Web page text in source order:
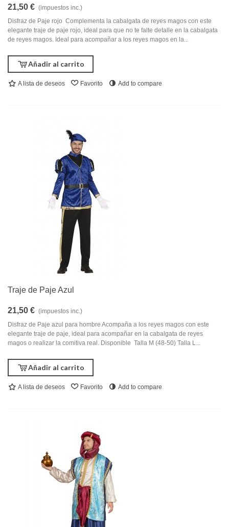
21,50 € (impuestos inc.)
Disfraz de Paje rojo Complementa la cabalgata de reyes magos con este
elegante traje de paje rojo, ideal para que no te falte detalle en la cabalgata
de reyes magos. Ideal para acompañar a los reyes magos en la...
Añadir al carrito
A lista de deseos Favorito Add to compare
Traje de Paje Azul
21,50 € (impuestos inc.)
Disfraz de Paje azul para hombre Acompaña a los reyes magos con este
elegante traje de paje, ideal para acompañar en la cabalgata de reyes
magos o realizar la comitiva real. Disponible Talla M (48-50) Talla L...
Añadir al carrito
A lista de deseos Favorito Add to compare